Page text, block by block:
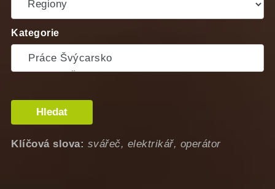
Kategorie
Hledat
Klíčová slova: svářeč, elektrikář, operátor